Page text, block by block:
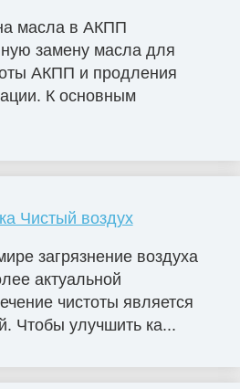
масла в АКПП
замену масла для
АКПП и продления
К основным
Чистый воздух
загрязнение воздуха
актуальной
чистоты является
Чтобы улучшить ка...